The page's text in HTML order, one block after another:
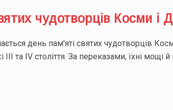
чудотворців Косми і
день пам'яті святих чудотворців
та IV століття. За переказами, їхні мощі